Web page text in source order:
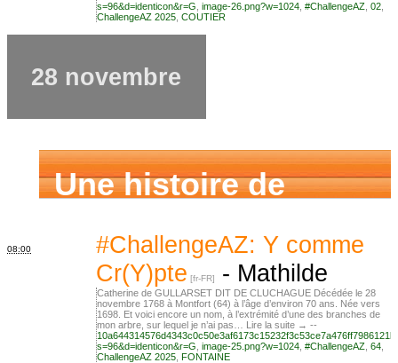
s=96&d=identicon&r=G image-26.png?w=1024 #ChallengeAZ 02
ChallengeAZ 2025 COUTIER
28 novembre
Une histoire de
famille
08:00
#ChallengeAZ: Y comme
Cr(Y)pte
- Mathilde
Catherine de GULLARSET DIT DE CLUCHAGUE Décédée le 28
novembre 1768 à Montfort (64) à l’âge d’environ 70 ans. Née vers
1698. Et voici encore un nom, à l’extrémité d’une des branches de
mon arbre, sur lequel je n’ai pas… Lire la suite → --
s=96&d=identicon&r=G image-25.png?w=1024 #ChallengeAZ 64
ChallengeAZ 2025 FONTAINE